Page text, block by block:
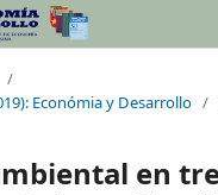
/
Económia y Desarrollo /
en